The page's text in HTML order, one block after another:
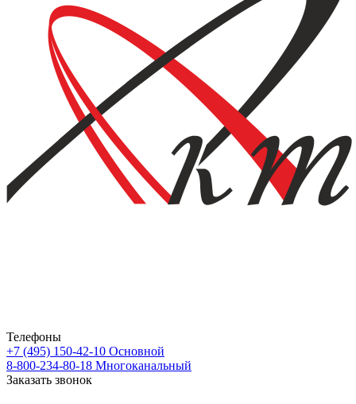
Телефоны
+7 (495) 150-42-10 Основной
8-800-234-80-18 Многоканальный
Заказать звонок